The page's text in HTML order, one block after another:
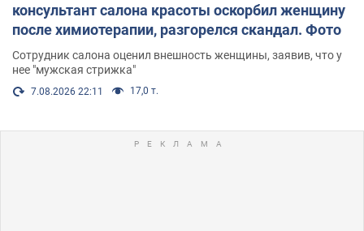
консультант салона красоты оскорбил женщину
после химиотерапии, разгорелся скандал. Фото
Сотрудник салона оценил внешность женщины, заявив, что у
нее "мужская стрижка"
7.08.2026 22:11 17,0 т.